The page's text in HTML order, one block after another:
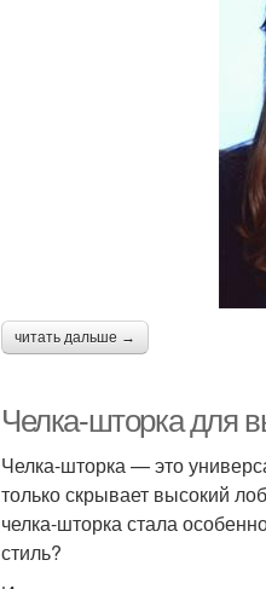
читать дальше →
Челка-шторка для
Челка-шторка — это
только скрывает высокий
челка-шторка стала
стиль?